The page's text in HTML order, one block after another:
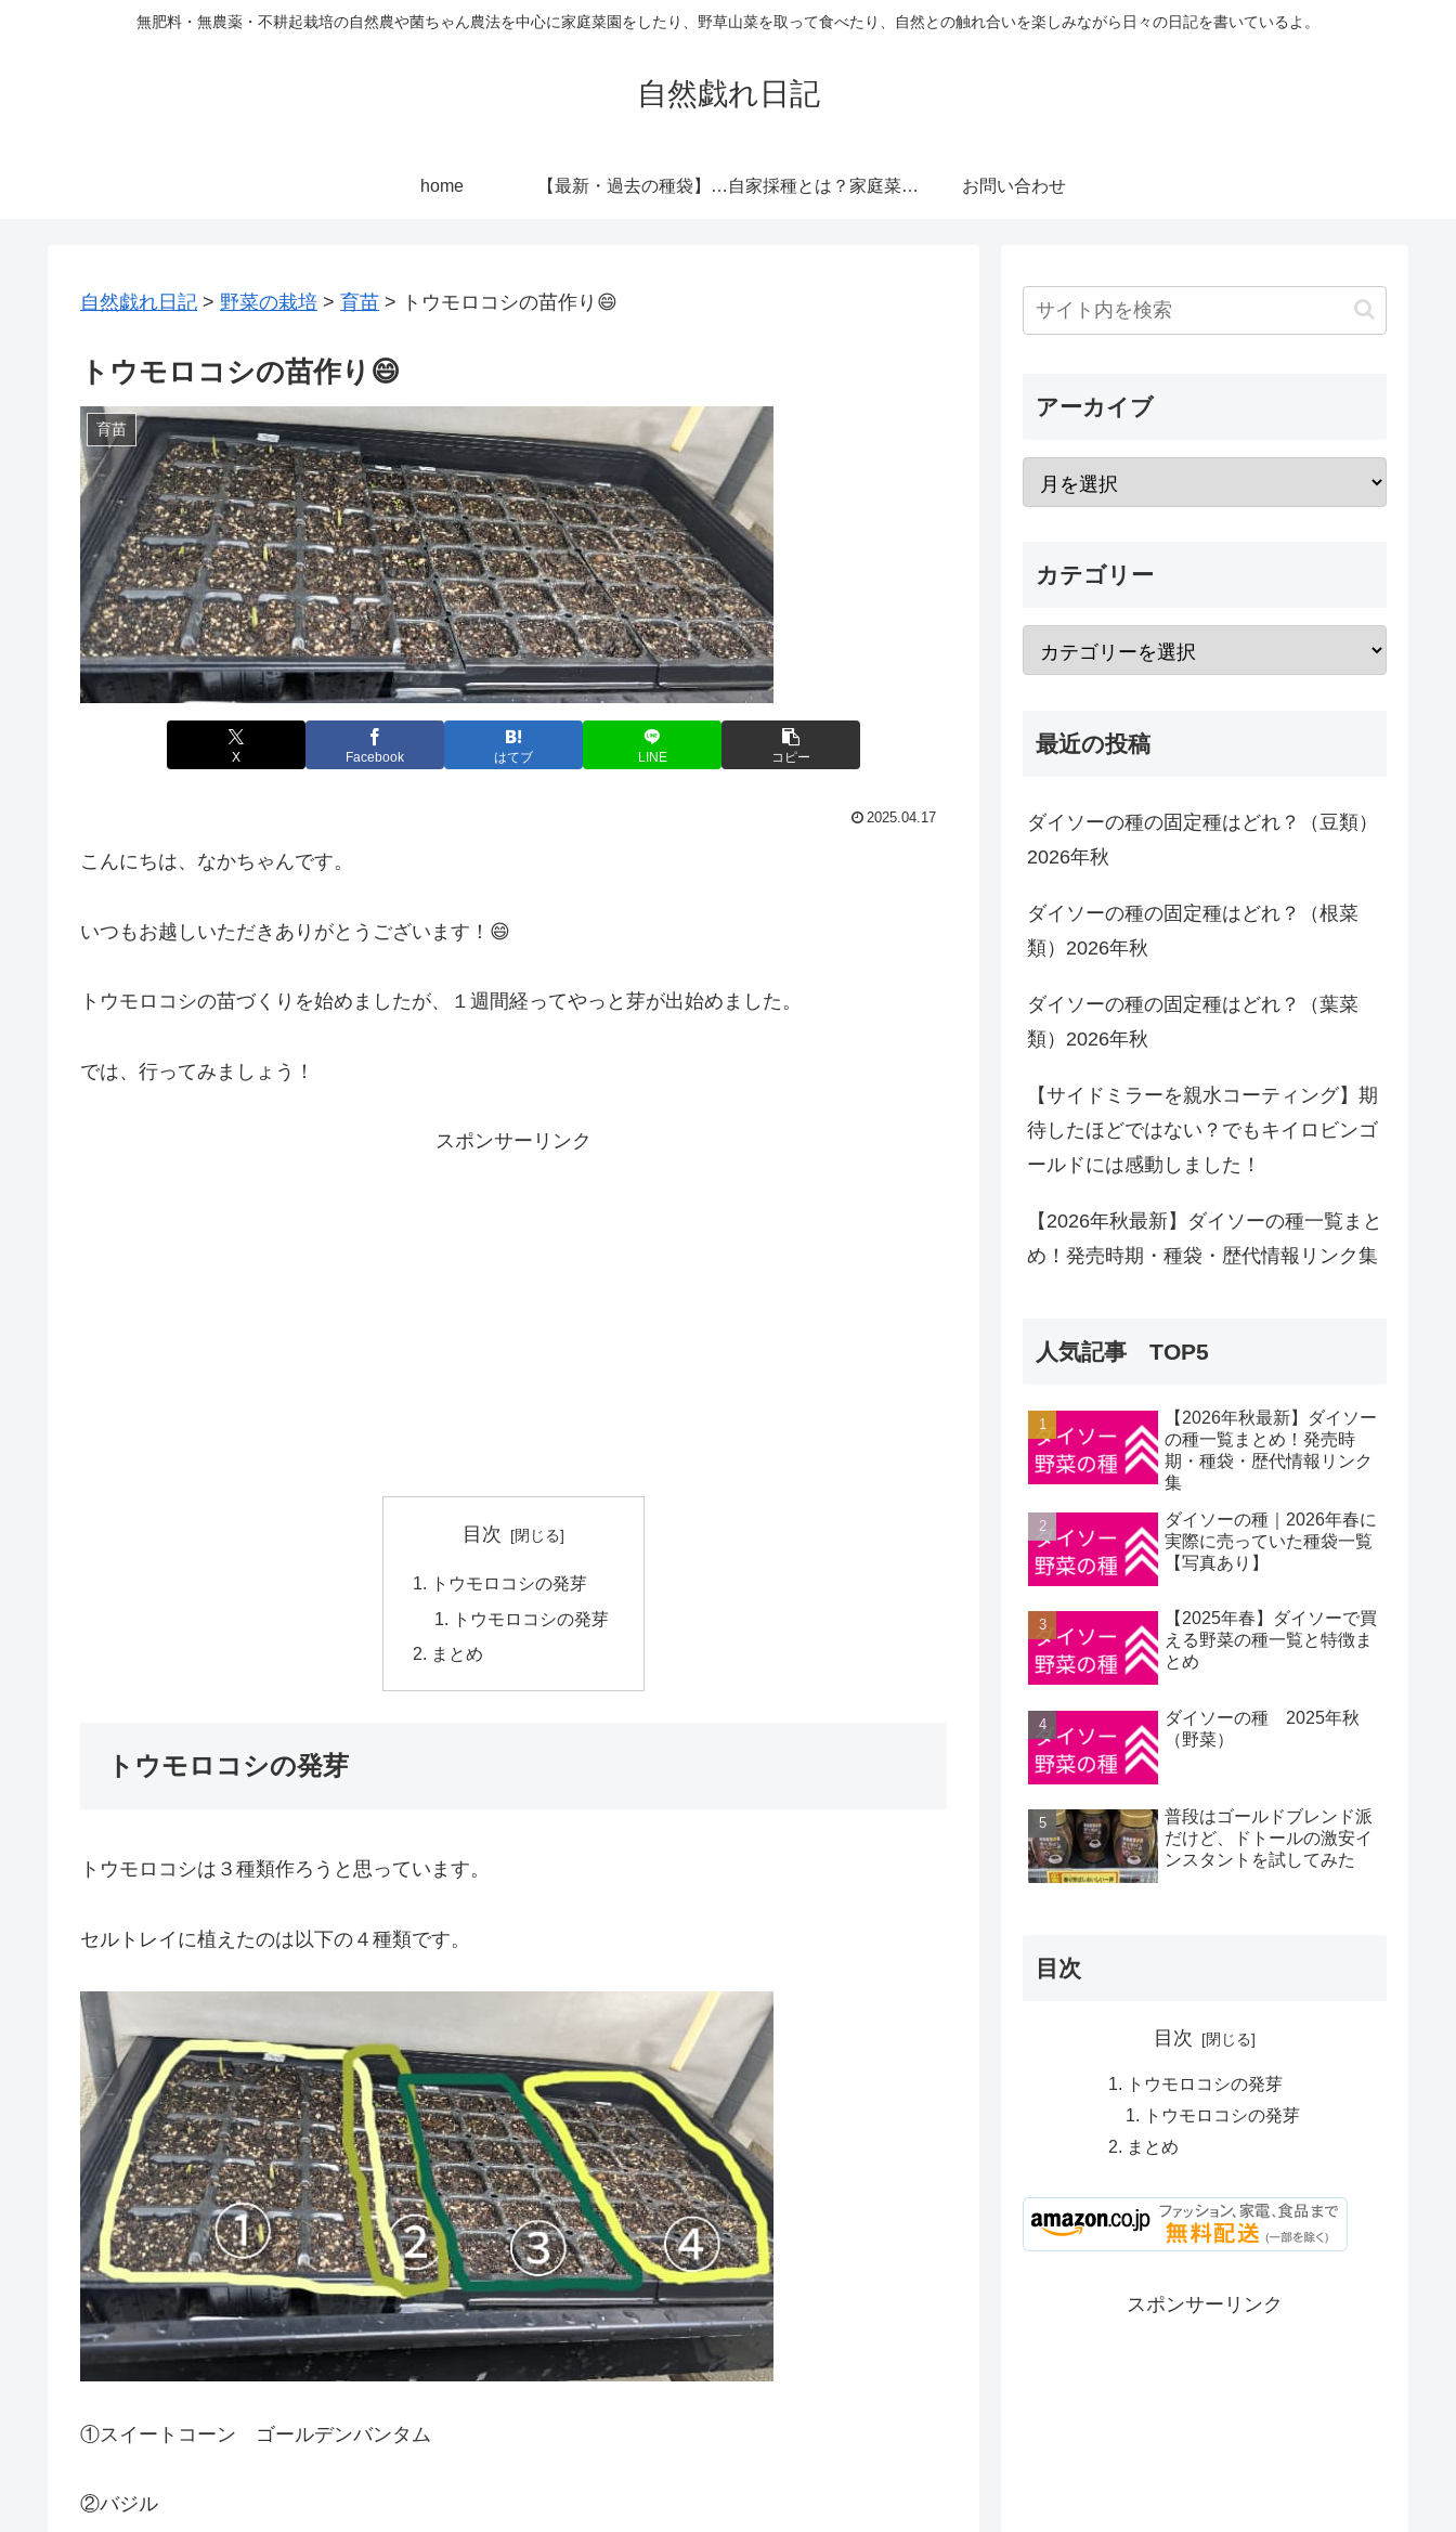
無肥料・無農薬・不耕起栽培の自然農や菌ちゃん農法を中心に家庭菜園をしたり、野草山菜を取って食べたり、自然との触れ合いを楽しみながら日々の日記を書いているよ。
自然戯れ日記
home 【最新・過去の種袋】ダイソーの種一覧まとめ！発売時期・全種類・栽培記録歴代リンク集 自家採種とは？家庭菜園で種をつなぐという選択 お問い合わせ
自然戯れ日記 > 野菜の栽培 > 育苗 > トウモロコシの苗作り😄
トウモロコシの苗作り😄
育苗
X Facebook はてブ LINE コピー
2025.04.17
こんにちは、なかちゃんです。
いつもお越しいただきありがとうございます！😄
トウモロコシの苗づくりを始めましたが、１週間経ってやっと芽が出始めました。
では、行ってみましょう！
スポンサーリンク
目次
トウモロコシの発芽
トウモロコシの発芽
まとめ
トウモロコシの発芽
トウモロコシは３種類作ろうと思っています。
セルトレイに植えたのは以下の４種類です。
①スイートコーン ゴールデンバンタム
②バジル
アーカイブ
カテゴリー
最近の投稿
ダイソーの種の固定種はどれ？（豆類）
2026年秋
ダイソーの種の固定種はどれ？（根菜
類）2026年秋
ダイソーの種の固定種はどれ？（葉菜
類）2026年秋
【サイドミラーを親水コーティング】期
待したほどではない？でもキイロビンゴ
ールドには感動しました！
【2026年秋最新】ダイソーの種一覧まと
め！発売時期・種袋・歴代情報リンク集
人気記事 TOP5
【2026年秋最新】ダイソー
の種一覧まとめ！発売時
期・種袋・歴代情報リンク
集
ダイソーの種｜2026年春に
実際に売っていた種袋一覧
【写真あり】
【2025年春】ダイソーで買
える野菜の種一覧と特徴ま
とめ
ダイソーの種 2025年秋
（野菜）
普段はゴールドブレンド派
だけど、ドトールの激安イ
ンスタントを試してみた
目次
目次
トウモロコシの発芽
トウモロコシの発芽
まとめ
スポンサーリンク